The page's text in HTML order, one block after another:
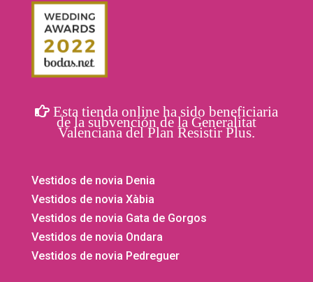
Esta tienda online ha sido beneficiaria
de la subvención de la Generalitat
Valenciana del Plan Resistir Plus.
Vestidos de novia Denia
Vestidos de novia Xàbia
Vestidos de novia Gata de Gorgos
Vestidos de novia Ondara
Vestidos de novia Pedreguer